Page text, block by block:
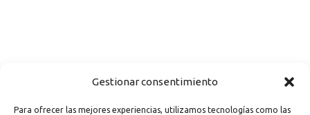
Gestionar consentimiento
Para ofrecer las mejores experiencias, utilizamos tecnologías como las